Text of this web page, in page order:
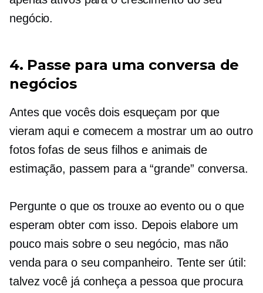
negócio.
4. Passe para uma conversa de
negócios
Antes que vocês dois esqueçam por que
vieram aqui e comecem a mostrar um ao outro
fotos fofas de seus filhos e animais de
estimação, passem para a “grande” conversa.
Pergunte o que os trouxe ao evento ou o que
esperam obter com isso. Depois elabore um
pouco mais sobre o seu negócio, mas não
venda para o seu companheiro. Tente ser útil:
talvez você já conheça a pessoa que procura